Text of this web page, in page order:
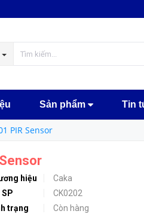
Sản phẩm Tin
PIR Sensor
hiệu
Caka
SP
CK0202
trạng
Còn hàng